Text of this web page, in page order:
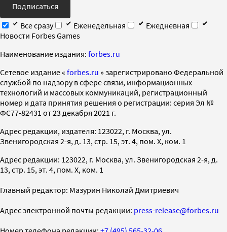
Подписаться
Все сразу
Еженедельная
Ежедневная
Новости Forbes Games
Наименование издания: forbes.ru
Cетевое издание « forbes.ru » зарегистрировано Федеральной
службой по надзору в сфере связи, информационных
технологий и массовых коммуникаций, регистрационный
номер и дата принятия решения о регистрации: серия Эл №
ФС77-82431 от 23 декабря 2021 г.
Адрес редакции, издателя: 123022, г. Москва, ул.
Звенигородская 2-я, д. 13, стр. 15, эт. 4, пом. X, ком. 1
Адрес редакции: 123022, г. Москва, ул. Звенигородская 2-я, д.
13, стр. 15, эт. 4, пом. X, ком. 1
Главный редактор: Мазурин Николай Дмитриевич
Адрес электронной почты редакции: press-release@forbes.ru